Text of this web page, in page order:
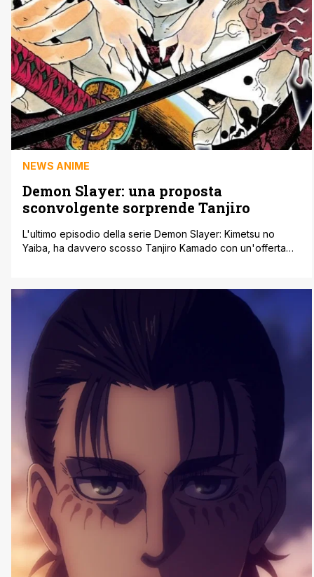
NEWS ANIME
Demon Slayer: una proposta
sconvolgente sorprende Tanjiro
L'ultimo episodio della serie Demon Slayer: Kimetsu no
Yaiba, ha davvero scosso Tanjiro Kamado con un'offerta
una serie di sfide difficili mai viste. Dopo aver
apparentemente eliminato ogni altro combattente, Tanjiro
viene lasciato ad affrontare i fratelli demoniaci degli [']